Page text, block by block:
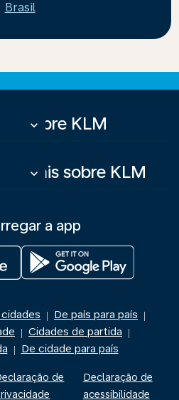
Brasil
Sobre KLM
keyboard_arrow_down
Mais sobre KLM
keyboard_arrow_down
a app
| De país para país |
| Cidades de partida |
| De cidade para país
de
Declaração de
acessibilidade